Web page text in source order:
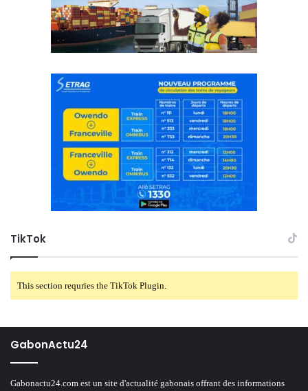
TikTok
This section requries the TikTok Plugin.
GabonActu24
Gabonactu24.com est un site d'actualité gabonais offrant des informations